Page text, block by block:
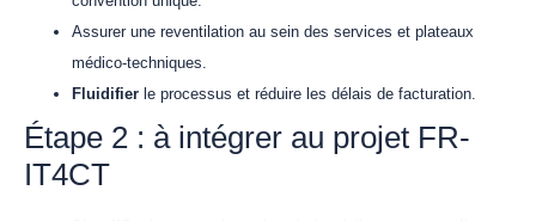
Assurer une reventilation au sein des services et plateaux
médico-techniques.
Fluidifier le processus et réduire les délais de facturation.
Étape 2 : à intégrer au projet FR-
IT4CT